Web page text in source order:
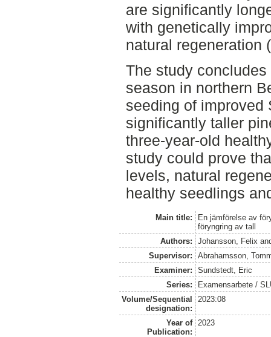
are significantly
with genetically
natural regeneration
The study
season in northern
seeding of improved
significantly taller
three-year-old
study could prove
levels, natural
healthy seedlings
Main title:
En jämförelse av
föryngring av tall
Authors:
Johansson, Felix
Supervisor:
Abrahamsson,
Examiner:
Sundstedt, Eric
Series:
Examensarbete /
Volume/Sequential
designation:
2023:08
Year of
Publication:
2023